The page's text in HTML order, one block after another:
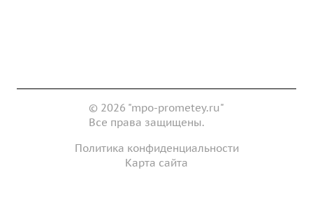
© 2026 "mpo-prometey.ru"
Все права защищены.
Политика конфиденциальности
Карта сайта